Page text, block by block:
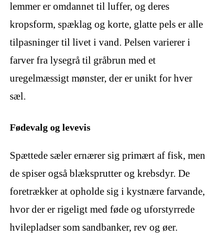
lemmer er omdannet til luffer, og deres
kropsform, spæklag og korte, glatte pels er alle
tilpasninger til livet i vand. Pelsen varierer i
farver fra lysegrå til gråbrun med et
uregelmæssigt mønster, der er unikt for hver
sæl.
Fødevalg og levevis
Spættede sæler ernærer sig primært af fisk, men
de spiser også blæksprutter og krebsdyr. De
foretrækker at opholde sig i kystnære farvande,
hvor der er rigeligt med føde og uforstyrrede
hvilepladser som sandbanker, rev og øer.